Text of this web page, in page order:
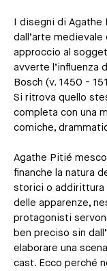
I disegni di
dall’arte
approccio al
avverte l’influenza
Bosch (v. 1450 -
Si ritrova quello
completa con una
comiche,
Agathe Pitié
finanche la natura
storici o
delle apparenze,
protagonisti
ben preciso sin
elaborare una
cast. Ecco perché